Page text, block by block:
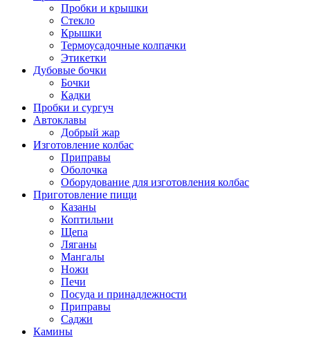
Пробки и крышки
Стекло
Крышки
Термоусадочные колпачки
Этикетки
Дубовые бочки
Бочки
Кадки
Пробки и сургуч
Автоклавы
Добрый жар
Изготовление колбас
Приправы
Оболочка
Оборудование для изготовления колбас
Приготовление пищи
Казаны
Коптильни
Щепа
Ляганы
Мангалы
Ножи
Печи
Посуда и принадлежности
Приправы
Саджи
Камины